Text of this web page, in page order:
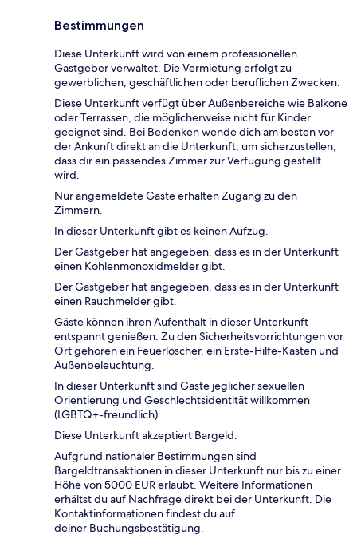
Bestimmungen
Diese Unterkunft wird von einem professionellen
Gastgeber verwaltet. Die Vermietung erfolgt zu
gewerblichen, geschäftlichen oder beruflichen Zwecken.
Diese Unterkunft verfügt über Außenbereiche wie Balkone
oder Terrassen, die möglicherweise nicht für Kinder
geeignet sind. Bei Bedenken wende dich am besten vor
der Ankunft direkt an die Unterkunft, um sicherzustellen,
dass dir ein passendes Zimmer zur Verfügung gestellt
wird.
Nur angemeldete Gäste erhalten Zugang zu den
Zimmern.
In dieser Unterkunft gibt es keinen Aufzug.
Der Gastgeber hat angegeben, dass es in der Unterkunft
einen Kohlenmonoxidmelder gibt.
Der Gastgeber hat angegeben, dass es in der Unterkunft
einen Rauchmelder gibt.
Gäste können ihren Aufenthalt in dieser Unterkunft
entspannt genießen: Zu den Sicherheitsvorrichtungen vor
Ort gehören ein Feuerlöscher, ein Erste-Hilfe-Kasten und
Außenbeleuchtung.
In dieser Unterkunft sind Gäste jeglicher sexuellen
Orientierung und Geschlechtsidentität willkommen
(LGBTQ+-freundlich).
Diese Unterkunft akzeptiert Bargeld.
Aufgrund nationaler Bestimmungen sind
Bargeldtransaktionen in dieser Unterkunft nur bis zu einer
Höhe von 5000 EUR erlaubt. Weitere Informationen
erhältst du auf Nachfrage direkt bei der Unterkunft. Die
Kontaktinformationen findest du auf
deiner Buchungsbestätigung.